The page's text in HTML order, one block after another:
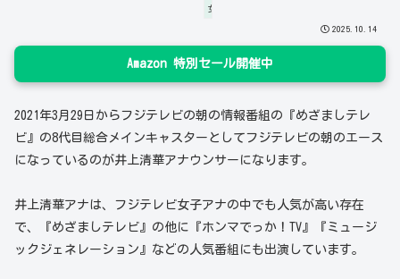
女子アナウンサー
2025.10.14
Amazon 特別セール開催中
2021年3月29日からフジテレビの朝の情報番組の『めざましテレ
ビ』の8代目総合メインキャスターとしてフジテレビの朝のエース
になっているのが井上清華アナウンサーになります。
井上清華アナは、フジテレビ女子アナの中でも人気が高い存在
で、『めざましテレビ』の他に『ホンマでっか！TV』『ミュージ
ックジェネレーション』などの人気番組にも出演しています。